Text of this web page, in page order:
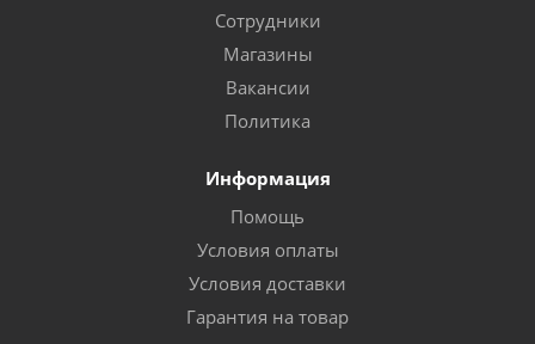
Сотрудники
Магазины
Вакансии
Политика
Информация
Помощь
Условия оплаты
Условия доставки
Гарантия на товар